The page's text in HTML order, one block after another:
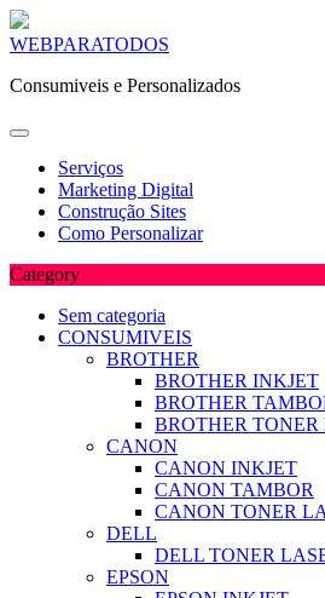
Skip
content
WEBPARATODOS
Consumiveis e Personalizados
Serviços
Marketing Digital
Construção Sites
Como Personalizar
Category
Sem categoria
CONSUMIVEIS
BROTHER
BROTHER INKJET
BROTHER
BROTHER TONER
CANON
CANON INKJET
CANON TAMBOR
CANON TONER
DELL
DELL TONER
EPSON